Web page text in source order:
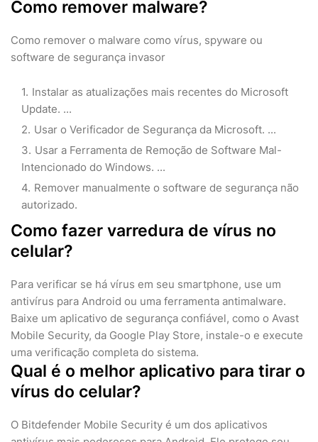
Como remover malware?
Como remover o malware como vírus, spyware ou
software de segurança invasor
Instalar as atualizações mais recentes do Microsoft
Update. ...
Usar o Verificador de Segurança da Microsoft. ...
Usar a Ferramenta de Remoção de Software Mal-
Intencionado do Windows. ...
Remover manualmente o software de segurança não
autorizado.
Como fazer varredura de vírus no
celular?
Para verificar se há vírus em seu smartphone, use um
antivírus para Android ou uma ferramenta antimalware.
Baixe um aplicativo de segurança confiável, como o Avast
Mobile Security, da Google Play Store, instale-o e execute
uma verificação completa do sistema.
Qual é o melhor aplicativo para tirar o
vírus do celular?
O Bitdefender Mobile Security é um dos aplicativos